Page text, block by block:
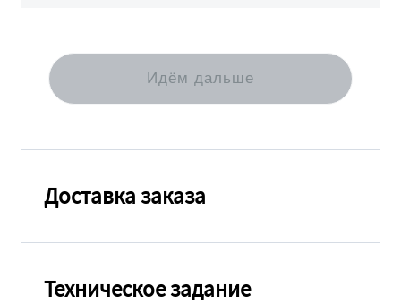
Идём дальше
Доставка заказа
Техническое задание